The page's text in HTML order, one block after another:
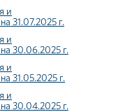
и
31.07.2025 г.
и
30.06.2025 г.
и
31.05.2025 г.
и
30.04.2025 г.